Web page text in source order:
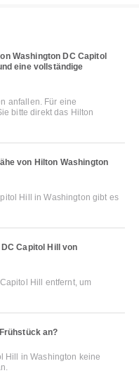
Washington DC Capitol
eine vollständige
anfallen. Für eine
bitte direkt das Hilton
von Hilton Washington
Hill in Washington gibt es
Capitol Hill von
Hill entfernt, um
an?
Hill in Washington keine